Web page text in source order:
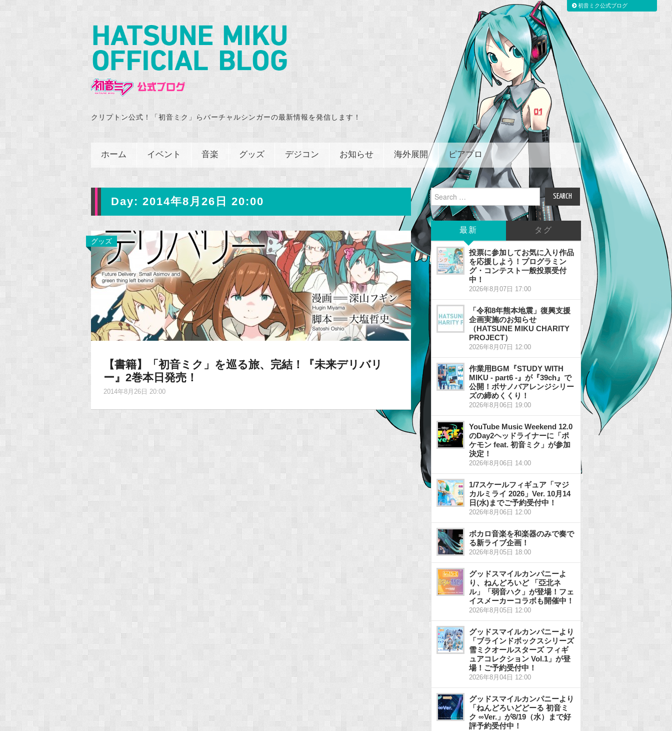
クリプトン公式！「初音ミク」らバーチャルシンガーの最新情報を発信します！
ホーム イベント 音楽 グッズ デジコン お知らせ 海外展開 ピアプロ
Day: 2014年8月26日 20:00
グッズ
【書籍】「初音ミク」を巡る旅、完結！『未来デリバリ
ー』2巻本日発売！
2014年8月26日 20:00
Search
for:
最新 タグ
投票に参加してお気に入り作品
を応援しよう！プログラミン
グ・コンテスト一般投票受付
中！
2026年8月07日 17:00
「令和8年熊本地震」復興支援
企画実施のお知らせ
（HATSUNE MIKU CHARITY
PROJECT）
2026年8月07日 12:00
作業用BGM『STUDY WITH
MIKU - part6 -』が『39ch』で
公開！ボサノバアレンジシリー
ズの締めくくり！
2026年8月06日 19:00
YouTube Music Weekend 12.0
のDay2ヘッドライナーに「ポ
ケモン feat. 初音ミク」が参加
決定！
2026年8月06日 14:00
1/7スケールフィギュア「マジ
カルミライ 2026」Ver. 10月14
日(水)までご予約受付中！
2026年8月06日 12:00
ボカロ音楽を和楽器のみで奏で
る新ライブ企画！
2026年8月05日 18:00
グッドスマイルカンパニーよ
り、ねんどろいど 「亞北ネ
ル」「弱音ハク」が登場！フェ
イスメーカーコラボも開催中！
2026年8月05日 12:00
グッドスマイルカンパニーより
「ブラインドボックスシリーズ
雪ミクオールスターズ フィギ
ュアコレクション Vol.1」が登
場！ご予約受付中！
2026年8月04日 12:00
グッドスマイルカンパニーより
「ねんどろいどどーる 初音ミ
ク ∞Ver.」が8/19（水）まで好
評予約受付中！
初音ミク公式ブログ